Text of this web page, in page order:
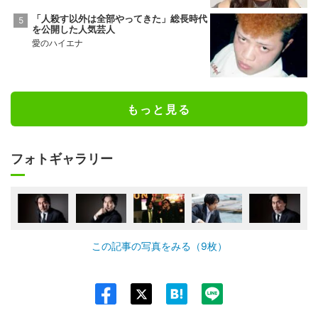
「人殺す以外は全部やってきた」総長時代
を公開した人気芸人
愛のハイエナ
もっと見る
フォトギャラリー
この記事の写真をみる（9枚）